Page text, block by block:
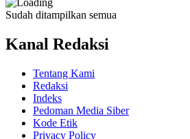
Sudah ditampilkan semua
Kanal Redaksi
Tentang Kami
Redaksi
Indeks
Pedoman Media Siber
Kode Etik
Privacy Policy